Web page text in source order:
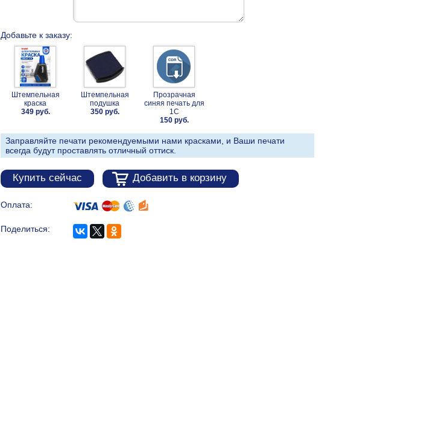
Добавьте к заказу:
Штемпельная
краска
349 руб.
Штемпельная
подушка
350 руб.
Прозрачная
синяя печать для
1С
150 руб.
Заправляйте печати рекомендуемыми нами красками, и Ваши печати
всегда будут проставлять отличный оттиск.
Купить сейчас Добавить в корзину
Оплата:
Поделиться: